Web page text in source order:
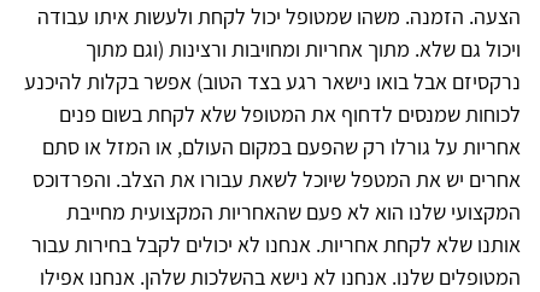
הצעה. הזמנה. משהו שמטופל יכול לקחת ולעשות איתו עבודה
ויכול גם שלא. מתוך אחריות ומחויבות ורצינות (וגם מתוך
נרקסיזם אבל בואו נישאר רגע בצד הטוב) אפשר בקלות להיכנע
לכוחות שמנסים לדחוף את המטופל שלא לקחת בשום פנים
אחריות על גורלו רק שהפעם במקום העולם, או המזל או סתם
אחרים יש את המטפל שיוכל לשאת עבורו את הצלב. והפרדוכס
המקצועי שלנו הוא לא פעם שהאחריות המקצועית מחייבת
אותנו שלא לקחת אחריות. אנחנו לא יכולים לקבל בחירות עבור
המטופלים שלנו. אנחנו לא נישא בהשלכות שלהן. אנחנו אפילו